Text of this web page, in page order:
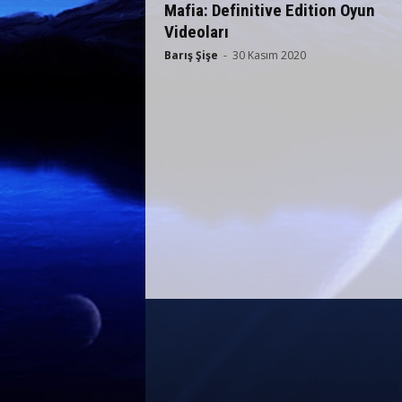
Mafia: Definitive Edition Oyun
Videoları
Barış Şişe - 30 Kasım 2020